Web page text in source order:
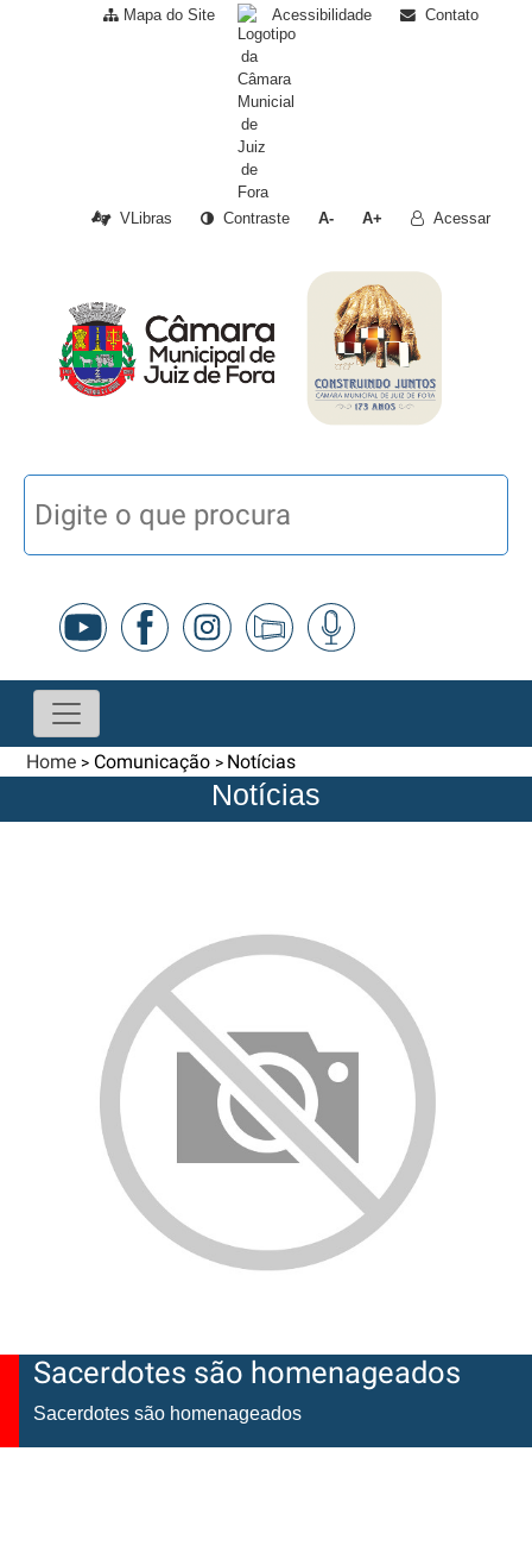
Mapa do Site Acessibilidade Contato
VLibras Contraste A- A+ Acessar
Home > Comunicação > Notícias
Notícias
Sacerdotes são homenageados
Sacerdotes são homenageados